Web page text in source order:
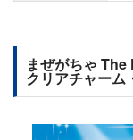
まぜがちゃ
クリアチャーム